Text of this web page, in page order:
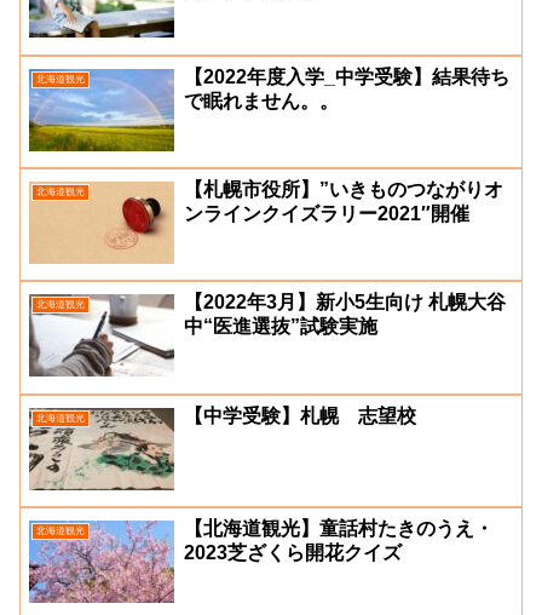
北海道観光
【2022年度入学_中学受験】結果待ち
で眠れません。。
北海道観光
【札幌市役所】”いきものつながりオ
ンラインクイズラリー2021″開催
北海道観光
【2022年3月】新小5生向け 札幌大谷
中“医進選抜”試験実施
北海道観光 【中学受験】札幌 志望校
北海道観光
【北海道観光】童話村たきのうえ・
2023芝ざくら開花クイズ